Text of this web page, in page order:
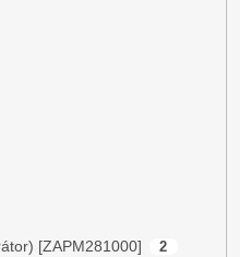
[ZAPM281000] 2